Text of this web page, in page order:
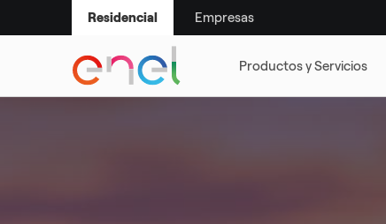
Residencial Empresas